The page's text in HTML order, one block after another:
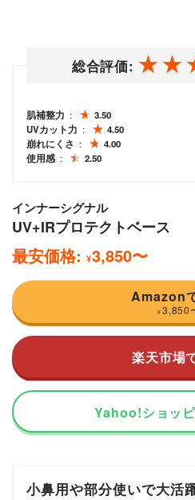
総合評価:
肌補整力
3.50
UVカット力
4.50
崩れにくさ
4.00
使用感
2.50
インナーシグナル
UV+IRプロテクトベース
最安価格: ¥3,850〜
Amazon
¥ 3,850
楽天市場
Yahoo!ショッ
小鼻用や部分使いで大活